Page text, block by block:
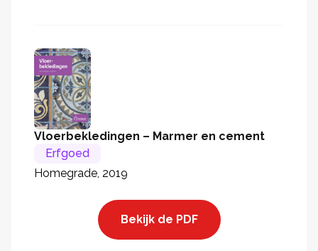
Vloerbekledingen – Marmer en cement
Erfgoed
Homegrade, 2019
Bekijk de PDF